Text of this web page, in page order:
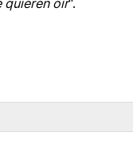
quieren oír".
Nacional de